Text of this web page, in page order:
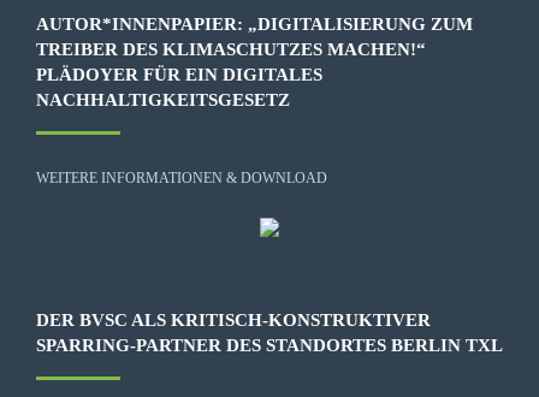
AUTOR*INNENPAPIER: „DIGITALISIERUNG ZUM
TREIBER DES KLIMASCHUTZES MACHEN!“
PLÄDOYER FÜR EIN DIGITALES
NACHHALTIGKEITSGESETZ
WEITERE INFORMATIONEN & DOWNLOAD
DER BVSC ALS KRITISCH-KONSTRUKTIVER
SPARRING-PARTNER DES STANDORTES BERLIN TXL